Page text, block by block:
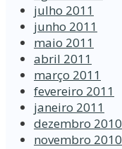
julho 2011
junho 2011
maio 2011
abril 2011
março 2011
fevereiro 2011
janeiro 2011
dezembro 2010
novembro 2010